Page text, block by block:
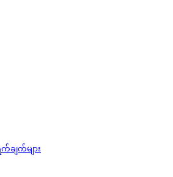
က်ချက်များ